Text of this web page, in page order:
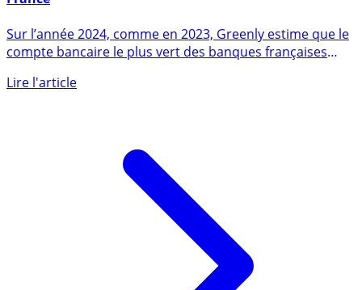
France
compte bancaire le plus vert des banques françaises